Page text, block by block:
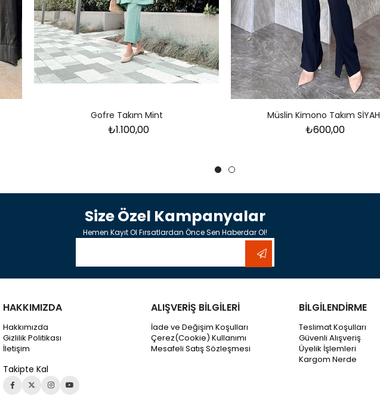
Gofre Takım Mint
₺1.100,00
Müslin Kimono Takım SİYAH
₺600,00
Size Özel Kampanyalar
Hemen Kayıt Ol Fırsatlardan Önce Sen Haberdar Ol!
HAKKIMIZDA
Hakkımızda
Gizlilik Politikası
İletişim
Takipte Kal
ALIŞVERİŞ BİLGİLERİ
İade ve Değişim Koşulları
Çerez(Cookie) Kullanımı
Mesafeli Satış Sözleşmesi
BİLGİLENDİRME
Teslimat Koşulları
Güvenli Alışveriş
Üyelik İşlemleri
Kargom Nerde